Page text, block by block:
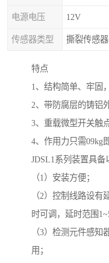
电源电压 12V
传感器类型 撕裂传感器
特点
1、结构简单、牢固
2、带防腐层的铸铝
3、重载微型开关触点
4、作用力只需09kg
JDSL1系列装置具备
（1）安装方便；
（2）控制线路设
时可调，延时范围
（3）检测元件感
用；